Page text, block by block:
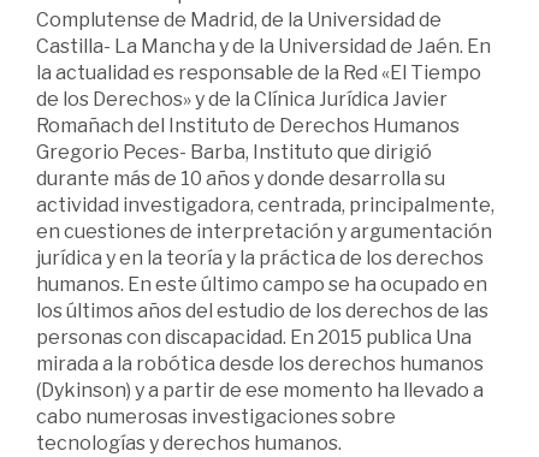
Complutense de Madrid, de la Universidad de
Castilla- La Mancha y de la Universidad de Jaén. En
la actualidad es responsable de la Red «El Tiempo
de los Derechos» y de la Clínica Jurídica Javier
Romañach del Instituto de Derechos Humanos
Gregorio Peces- Barba, Instituto que dirigió
durante más de 10 años y donde desarrolla su
actividad investigadora, centrada, principalmente,
en cuestiones de interpretación y argumentación
jurídica y en la teoría y la práctica de los derechos
humanos. En este último campo se ha ocupado en
los últimos años del estudio de los derechos de las
personas con discapacidad. En 2015 publica Una
mirada a la robótica desde los derechos humanos
(Dykinson) y a partir de ese momento ha llevado a
cabo numerosas investigaciones sobre
tecnologías y derechos humanos.